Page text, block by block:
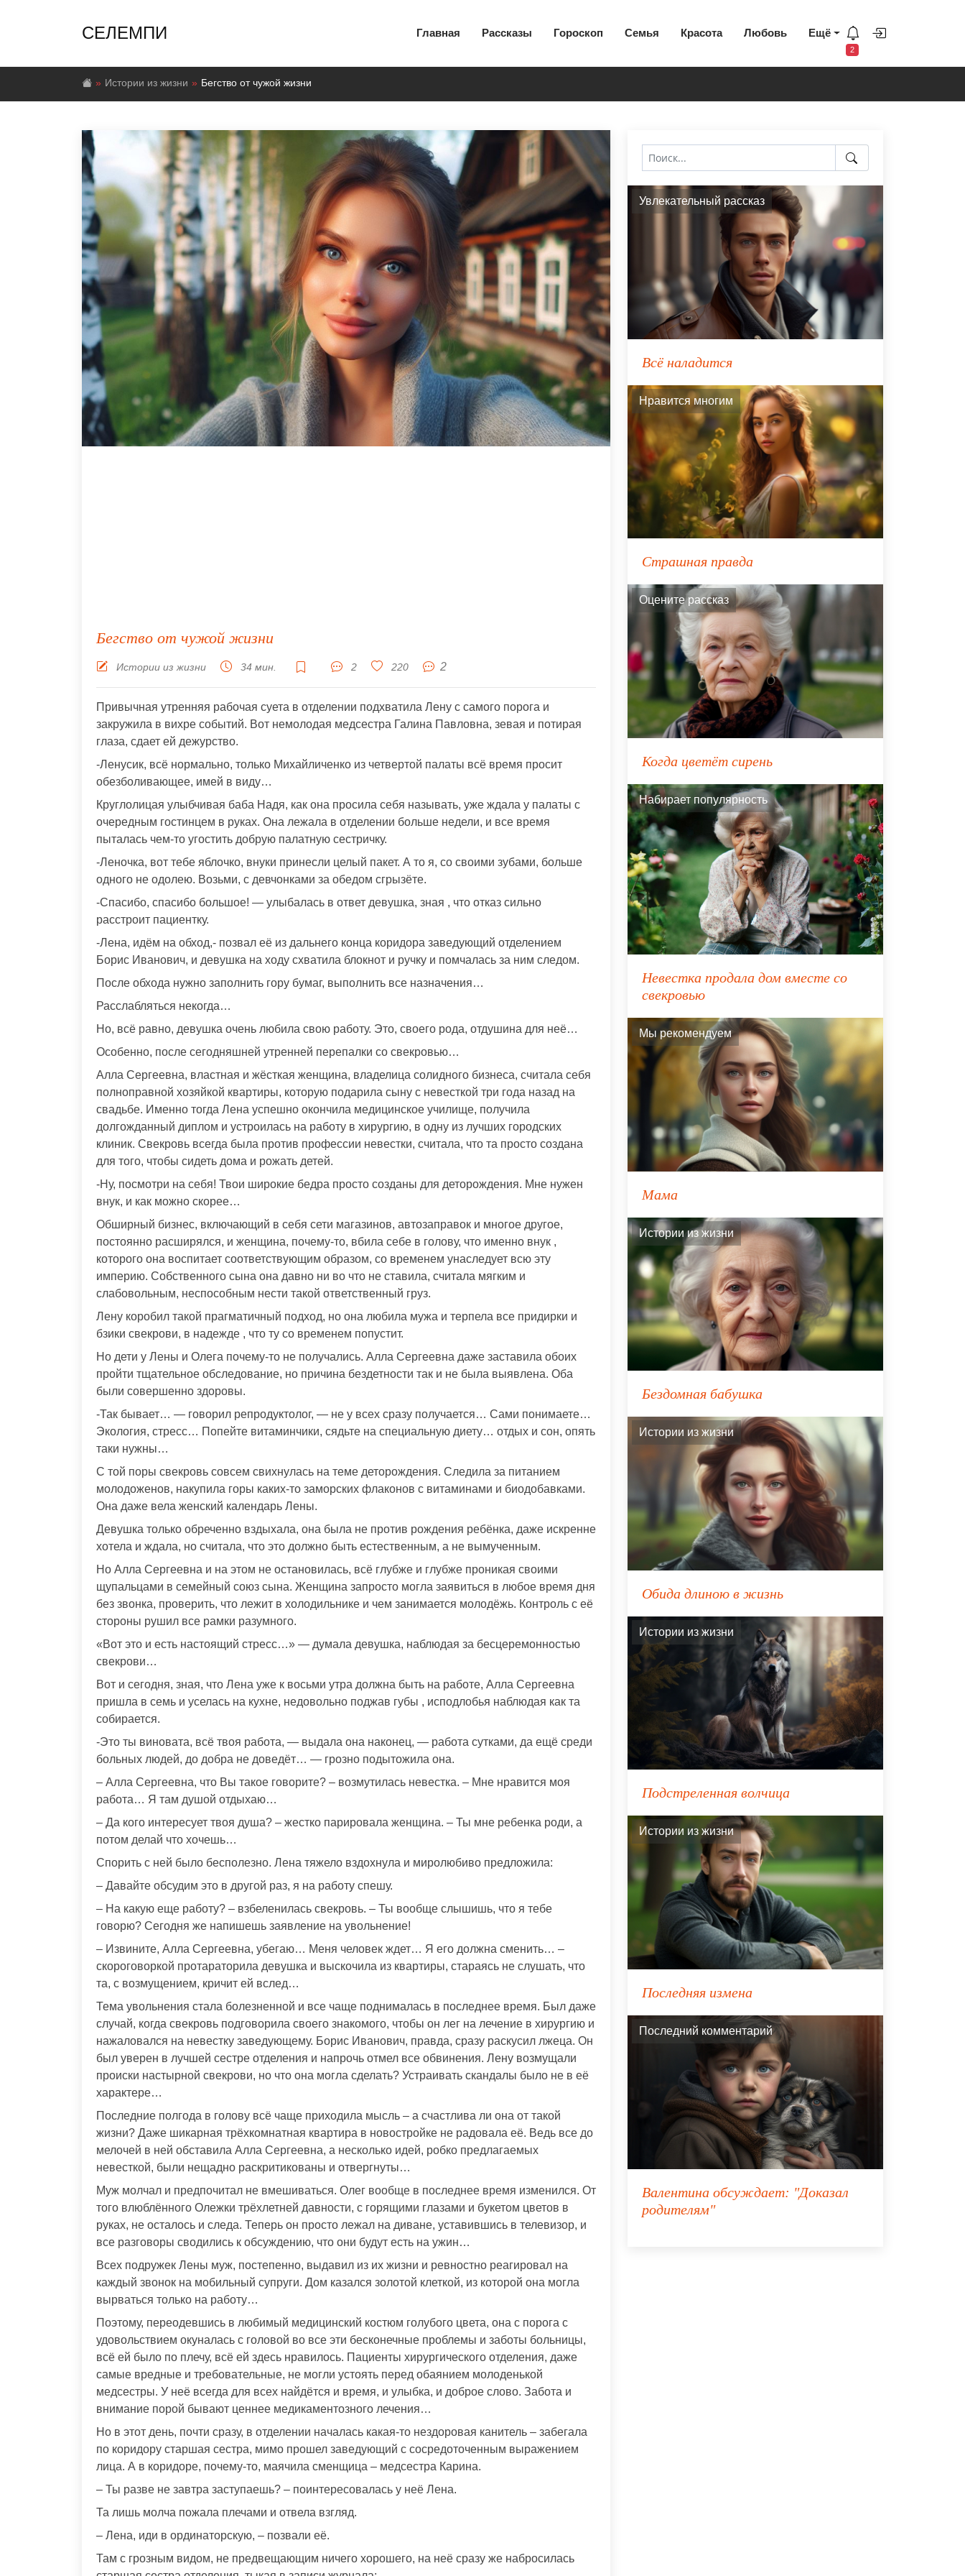
СЕЛЕМПИ Главная Рассказы Гороскоп Семья Красота Любовь Ещё
2
Истории из жизни Бегство от чужой жизни
Бегство от чужой жизни
Истории из жизни 34 мин. 2 220 2
Привычная утренняя рабочая суета в отделении подхватила Лену с самого порога и
закружила в вихре событий. Вот немолодая медсестра Галина Павловна, зевая и потирая
глаза, сдает ей дежурство.
-Ленусик, всё нормально, только Михайличенко из четвертой палаты всё время просит
обезболивающее, имей в виду…
Круглолицая улыбчивая баба Надя, как она просила себя называть, уже ждала у палаты с
очередным гостинцем в руках. Она лежала в отделении больше недели, и все время
пыталась чем-то угостить добрую палатную сестричку.
-Леночка, вот тебе яблочко, внуки принесли целый пакет. А то я, со своими зубами, больше
одного не одолею. Возьми, с девчонками за обедом сгрызёте.
-Спасибо, спасибо большое! — улыбалась в ответ девушка, зная , что отказ сильно
расстроит пациентку.
-Лена, идём на обход,- позвал её из дальнего конца коридора заведующий отделением
Борис Иванович, и девушка на ходу схватила блокнот и ручку и помчалась за ним следом.
После обхода нужно заполнить гору бумаг, выполнить все назначения…
Расслабляться некогда…
Но, всё равно, девушка очень любила свою работу. Это, своего рода, отдушина для неё…
Особенно, после сегодняшней утренней перепалки со свекровью…
Алла Сергеевна, властная и жёсткая женщина, владелица солидного бизнеса, считала себя
полноправной хозяйкой квартиры, которую подарила сыну с невесткой три года назад на
свадьбе. Именно тогда Лена успешно окончила медицинское училище, получила
долгожданный диплом и устроилась на работу в хирургию, в одну из лучших городских
клиник. Свекровь всегда была против профессии невестки, считала, что та просто создана
для того, чтобы сидеть дома и рожать детей.
-Ну, посмотри на себя! Твои широкие бедра просто созданы для деторождения. Мне нужен
внук, и как можно скорее…
Обширный бизнес, включающий в себя сети магазинов, автозаправок и многое другое,
постоянно расширялся, и женщина, почему-то, вбила себе в голову, что именно внук ,
которого она воспитает соответствующим образом, со временем унаследует всю эту
империю. Собственного сына она давно ни во что не ставила, считала мягким и
слабовольным, неспособным нести такой ответственный груз.
Лену коробил такой прагматичный подход, но она любила мужа и терпела все придирки и
бзики свекрови, в надежде , что ту со временем попустит.
Но дети у Лены и Олега почему-то не получались. Алла Сергеевна даже заставила обоих
пройти тщательное обследование, но причина бездетности так и не была выявлена. Оба
были совершенно здоровы.
-Так бывает… — говорил репродуктолог, — не у всех сразу получается… Сами понимаете…
Экология, стресс… Попейте витаминчики, сядьте на специальную диету… отдых и сон, опять
таки нужны…
С той поры свекровь совсем свихнулась на теме деторождения. Следила за питанием
молодоженов, накупила горы каких-то заморских флаконов с витаминами и биодобавками.
Она даже вела женский календарь Лены.
Девушка только обреченно вздыхала, она была не против рождения ребёнка, даже искренне
хотела и ждала, но считала, что это должно быть естественным, а не вымученным.
Но Алла Сергеевна и на этом не остановилась, всё глубже и глубже проникая своими
щупальцами в семейный союз сына. Женщина запросто могла заявиться в любое время дня
без звонка, проверить, что лежит в холодильнике и чем занимается молодёжь. Контроль с её
стороны рушил все рамки разумного.
«Вот это и есть настоящий стресс…» — думала девушка, наблюдая за бесцеремонностью
свекрови…
Вот и сегодня, зная, что Лена уже к восьми утра должна быть на работе, Алла Сергеевна
пришла в семь и уселась на кухне, недовольно поджав губы , исподлобья наблюдая как та
собирается.
-Это ты виновата, всё твоя работа, — выдала она наконец, — работа сутками, да ещё среди
больных людей, до добра не доведёт… — грозно подытожила она.
– Алла Сергеевна, что Вы такое говорите? – возмутилась невестка. – Мне нравится моя
работа… Я там душой отдыхаю…
– Да кого интересует твоя душа? – жестко парировала женщина. – Ты мне ребенка роди, а
потом делай что хочешь…
Спорить с ней было бесполезно. Лена тяжело вздохнула и миролюбиво предложила:
– Давайте обсудим это в другой раз, я на работу спешу.
– На какую еще работу? – взбеленилась свекровь. – Ты вообще слышишь, что я тебе
говорю? Сегодня же напишешь заявление на увольнение!
– Извините, Алла Сергеевна, убегаю… Меня человек ждет… Я его должна сменить… –
скороговоркой протараторила девушка и выскочила из квартиры, стараясь не слушать, что
та, с возмущением, кричит ей вслед…
Тема увольнения стала болезненной и все чаще поднималась в последнее время. Был даже
случай, когда свекровь подговорила своего знакомого, чтобы он лег на лечение в хирургию и
нажаловался на невестку заведующему. Борис Иванович, правда, сразу раскусил лжеца. Он
был уверен в лучшей сестре отделения и напрочь отмел все обвинения. Лену возмущали
происки настырной свекрови, но что она могла сделать? Устраивать скандалы было не в её
характере…
Последние полгода в голову всё чаще приходила мысль – а счастлива ли она от такой
жизни? Даже шикарная трёхкомнатная квартира в новостройке не радовала её. Ведь все до
мелочей в ней обставила Алла Сергеевна, а несколько идей, робко предлагаемых
невесткой, были нещадно раскритикованы и отвергнуты…
Муж молчал и предпочитал не вмешиваться. Олег вообще в последнее время изменился. От
того влюблённого Олежки трёхлетней давности, с горящими глазами и букетом цветов в
руках, не осталось и следа. Теперь он просто лежал на диване, уставившись в телевизор, и
все разговоры сводились к обсуждению, что они будут есть на ужин…
Всех подружек Лены муж, постепенно, выдавил из их жизни и ревностно реагировал на
каждый звонок на мобильный супруги. Дом казался золотой клеткой, из которой она могла
вырваться только на работу…
Поэтому, переодевшись в любимый медицинский костюм голубого цвета, она с порога с
удовольствием окуналась с головой во все эти бесконечные проблемы и заботы больницы,
всё ей было по плечу, всё ей здесь нравилось. Пациенты хирургического отделения, даже
самые вредные и требовательные, не могли устоять перед обаянием молоденькой
медсестры. У неё всегда для всех найдётся и время, и улыбка, и доброе слово. Забота и
внимание порой бывают ценнее медикаментозного лечения…
Но в этот день, почти сразу, в отделении началась какая-то нездоровая канитель – забегала
по коридору старшая сестра, мимо прошел заведующий с сосредоточенным выражением
лица. А в коридоре, почему-то, маячила сменщица – медсестра Карина.
– Ты разве не завтра заступаешь? – поинтересовалась у неё Лена.
Та лишь молча пожала плечами и отвела взгляд.
– Лена, иди в ординаторскую, – позвали её.
Там с грозным видом, не предвещающим ничего хорошего, на неё сразу же набросилась
Увлекательный рассказ
Всё наладится
Нравится многим
Страшная правда
Оцените рассказ
Когда цветёт сирень
Набирает популярность
Невестка продала дом вместе со
свекровью
Мы рекомендуем
Мама
Истории из жизни
Бездомная бабушка
Истории из жизни
Обида длиною в жизнь
Истории из жизни
Подстреленная волчица
Истории из жизни
Последняя измена
Последний комментарий
Валентина обсуждает: "Доказал
родителям"